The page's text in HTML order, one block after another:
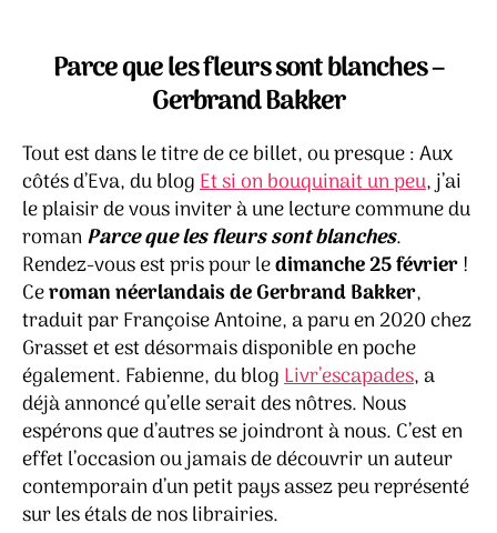
Parce que les fleurs sont blanches –
Gerbrand Bakker
Tout est dans le titre de ce billet, ou presque : Aux
côtés d’Eva, du blogEt si on bouquinait un peu, j’ai
le plaisir de vous inviter à une lecture commune du
romanParce que les fleurs sont blanches.
Rendez-vous est pris pour ledimanche 25 février!
Ceroman néerlandais de Gerbrand Bakker,
traduit par Françoise Antoine, a paru en 2020 chez
Grasset et est désormais disponible en poche
également. Fabienne, du blogLivr’escapades, a
déjà annoncé qu’elle serait des nôtres. Nous
espérons que d’autres se joindront à nous. C’est en
effet l’occasion ou jamais de découvrir un auteur
contemporain d’un petit pays assez peu représenté
sur les étals de nos librairies.